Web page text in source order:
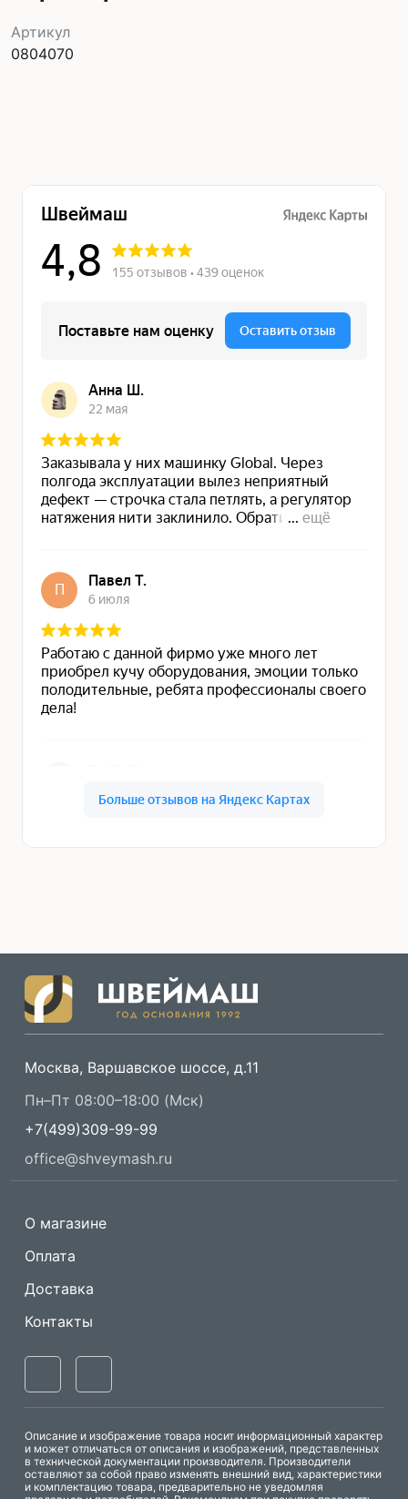
Артикул
0804070
Москва, Варшавское шоссе, д.11
Пн–Пт 08:00–18:00 (Мск)
+7(499)309-99-99
office@shveymash.ru
О магазине
Оплата
Доставка
Контакты
Описание и изображение товара носит информационный характер
и может отличаться от описания и изображений, представленных
в технической документации производителя. Производители
оставляют за собой право изменять внешний вид, характеристики
и комплектацию товара, предварительно не уведомляя